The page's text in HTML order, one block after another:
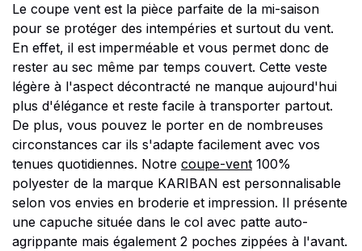
Le coupe vent est la pièce parfaite de la mi-saison
pour se protéger des intempéries et surtout du vent.
En effet, il est imperméable et vous permet donc de
rester au sec même par temps couvert. Cette veste
légère à l'aspect décontracté ne manque aujourd'hui
plus d'élégance et reste facile à transporter partout.
De plus, vous pouvez le porter en de nombreuses
circonstances car ils s'adapte facilement avec vos
tenues quotidiennes. Notre coupe-vent 100%
polyester de la marque KARIBAN est personnalisable
selon vos envies en broderie et impression. Il présente
une capuche située dans le col avec patte auto-
agrippante mais également 2 poches zippées à l'avant.